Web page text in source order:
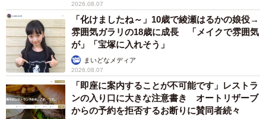
2026.08.07
「化けましたね～」10歳で綾瀬はるかの娘役→
雰囲気ガラリの18歳に成長 「メイクで雰囲気
が」「宝塚に入れそう」
まいどなメディア
2026.08.07
「即座に案内することが不可能です」レストラ
ンの入り口に大きな注意書き オートリザーブ
からの予約を拒否するお断りに賛同者続々